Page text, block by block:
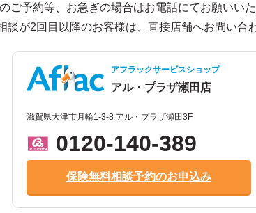
ご予約等、お急ぎの場合はお電話にてお願いいた
談が2回目以降のお客様は、直接店舗へお問い合
アフラックサービスショップ
アル・プラザ瀬田店
滋賀県大津市月輪1-3-8 アル・プラザ瀬田3F
0120-140-389
保険無料相談予約のお申込み